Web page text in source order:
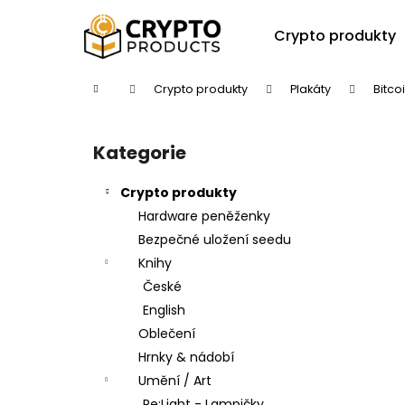
Crypto produkty
Domů Crypto produkty Plakáty
Přeskočit
kategorie
Kategorie
Crypto produkty
Hardware peněženky
Bezpečné uložení seedu
Knihy
České
English
Oblečení
Hrnky & nádobí
Umění / Art
Zpět
Zpět